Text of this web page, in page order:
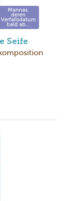
Mannas,
deren
Verfallsdatum
bald ab...
Seife